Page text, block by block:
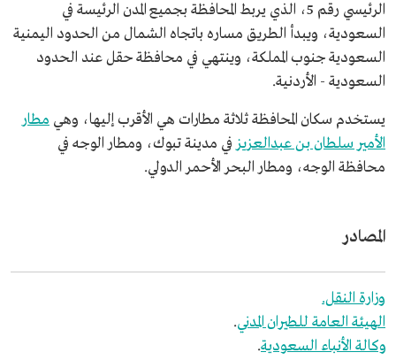
الرئيسي رقم 5، الذي يربط المحافظة بجميع المدن الرئيسة في
السعودية، ويبدأ الطريق مساره باتجاه الشمال من الحدود اليمنية
السعودية جنوب المملكة، وينتهي في محافظة حقل عند الحدود
السعودية - الأردنية.
يستخدم سكان المحافظة ثلاثة مطارات هي الأقرب إليها، وهي مطار
الأمير سلطان بن عبدالعزيز في مدينة تبوك، ومطار الوجه في
محافظة الوجه، ومطار البحر الأحمر الدولي.
المصادر
وزارة النقل.
الهيئة العامة للطيران المدني.
وكالة الأنباء السعودية.